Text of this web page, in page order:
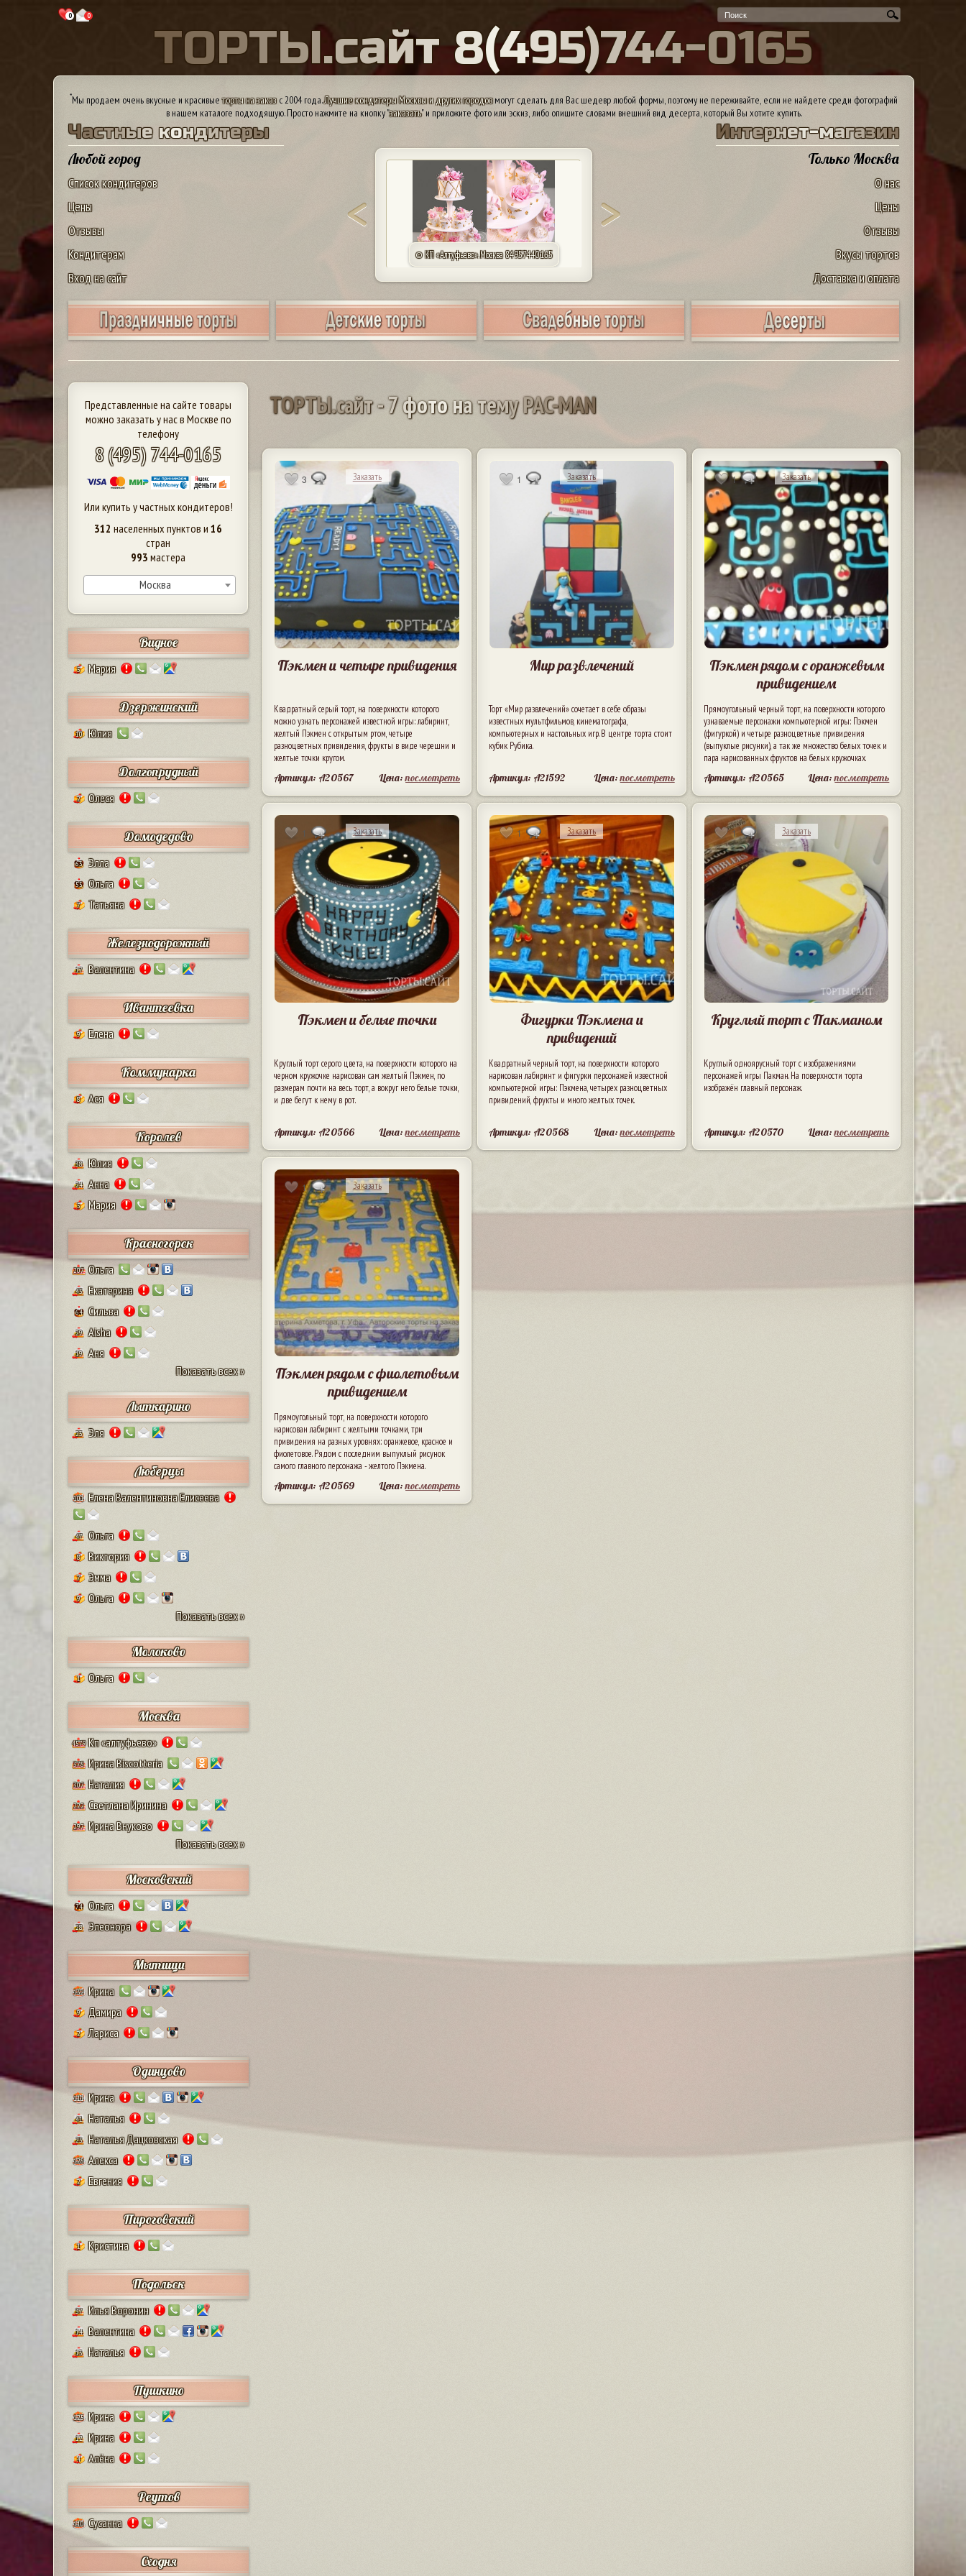
0 0
ТОРТЫ.сайт 8(495)744-0165
*Мы продаем очень вкусные и красивыеторты на заказс 2004 года.Лучшие кондитеры Москвы и других городовмогут сделать для Вас шедевр любой формы, поэтому не переживайте, если не найдете среди фотографий
в нашем каталоге подходящую. Просто нажмите на кнопку "заказать" и приложите фото или эскиз, либо опишите словами внешний вид десерта, который Вы хотите купить.
Частные кондитеры
Любой город
Список кондитеров
Цены
Отзывы
Кондитерам
Вход на сайт
Интернет-магазин
Только Москва
О нас
Цены
Отзывы
Вкусы тортов
Доставка и оплата
© КП «Алтуфьево». Москва 84957440165
Представленные на сайте товары
можно заказать у нас в Москве по
телефону
8 (495) 744-0165
Или купить у частных кондитеров!
312 населенных пунктов и16
стран
993 мастера
Москва
Видное
5 Мария
Дзержинский
10 Юлия
Долгопрудный
2 Олеся
Домодедово
63 Элла
55 Ольга
7 Татьяна
Железнодорожный
17 Валентина
Ивантеевка
9 Елена
Коммунарка
8 Ася
Королев
38 Юлия
24 Анна
5 Мария
Красногорск
207 Ольга
43 Екатерина
64 Сильва
29 Aisha
19
Аня
Показать всех »
Лыткарино
23 Эля
Люберцы
101 Елена Валентиновна Елисеева
47 Ольга
8 Виктория
7 Эмма
9
Ольга
Показать всех »
Молоково
1 Ольга
Москва
4579 Кп «алтуфьево»
378 Ирина Biscotteria
307 Наталия
222 Светлана Иринина
297 Ирина Внуково
Показать всех »
Московский
74 Ольга
28 Элеонора
Мытищи
132 Ирина
9 Дамира
2 Лариса
Одинцово
111 Ирина
41 Наталья
25 Наталья Дацковская
128 Алекса
2 Евгения
Пироговский
1 Кристина
Подольск
37 Илья Воронин
14 Валентина
13 Наталья
Пушкино
125 Ирина
12 Ирина
4 Алёна
Реутов
110 Сусанна
Сходня
ТОРТЫ.сайт-7фотонатемуPAC-MAN
3 Заказать
Пэкмен и четыре привидения
Квадратный серый торт, на поверхности которого
можно узнать персонажей известной игры: лабиринт,
желтый Пэкмен с открытым ртом, четыре
разноцветных привидения, фрукты в виде черешни и
желтые точки кругом.
Артикул: A20567 Цена:посмотреть
1 Заказать
Мир развлечений
Торт «Мир развлечений» сочетает в себе образы
известных мультфильмов, кинематографа,
компьютерных и настольных игр. В центре торта стоит
кубик Рубика.
Артикул: A21592 Цена:посмотреть
1 Заказать
Пэкмен рядом с оранжевым
привидением
Прямоугольный черный торт, на поверхности которого
узнаваемые персонажи компьютерной игры: Пэкмен
(фигуркой) и четыре разноцветные привидения
(выпуклые рисунки), а так же множество белых точек и
пара нарисованных фруктов на белых кружочках.
Артикул: A20565 Цена:посмотреть
1 Заказать
Пэкмен и белые точки
Круглый торт серого цвета, на поверхности которого на
черном кружочке нарисован сам желтый Пэкмен, по
размерам почти на весь торт, а вокруг него белые точки,
и две бегут к нему в рот.
Артикул: A20566 Цена:посмотреть
1 Заказать
Фигурки Пэкмена и
привидений
Квадратный черный торт, на поверхности которого
нарисован лабиринт и фигурки персонажей известной
компьютерной игры: Пэкмена, четырех разноцветных
привидений, фрукты и много желтых точек.
Артикул: A20568 Цена:посмотреть
1 Заказать
Круглый торт с Пакманом
Круглый одноярусный торт с изображениями
персонажей игры Пакман. На поверхности торта
изображён главный персонаж.
Артикул: A20570 Цена:посмотреть
1 Заказать
Пэкмен рядом с фиолетовым
привидением
Прямоугольный торт, на поверхности которого
нарисован лабиринт с желтыми точками, три
привидения на разных уровнях: оранжевое, красное и
фиолетовое. Рядом с последним выпуклый рисунок
самого главного персонажа - желтого Пэкмена.
Артикул: A20569 Цена:посмотреть